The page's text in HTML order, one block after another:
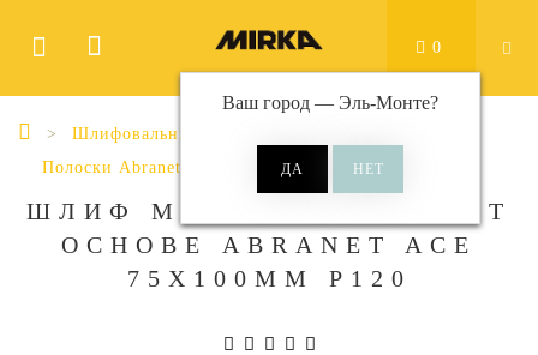
Ваш город — Эль-Монте?
0
Шлифовальные материалы
Полоски Abranet Ace
Abranet Ace 75x100мм
ШЛИФ МАТ НА СЕТЧ СИНТ
ОСНОВЕ ABRANET ACE
75X100ММ Р120